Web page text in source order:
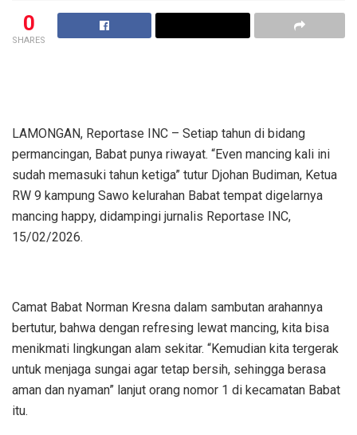
0
SHARES
LAMONGAN, Reportase INC – Setiap tahun di bidang
permancingan, Babat punya riwayat. “Even mancing kali ini
sudah memasuki tahun ketiga” tutur Djohan Budiman, Ketua
RW 9 kampung Sawo kelurahan Babat tempat digelarnya
mancing happy, didampingi jurnalis Reportase INC,
15/02/2026.
Camat Babat Norman Kresna dalam sambutan arahannya
bertutur, bahwa dengan refresing lewat mancing, kita bisa
menikmati lingkungan alam sekitar. “Kemudian kita tergerak
untuk menjaga sungai agar tetap bersih, sehingga berasa
aman dan nyaman” lanjut orang nomor 1 di kecamatan Babat
itu.